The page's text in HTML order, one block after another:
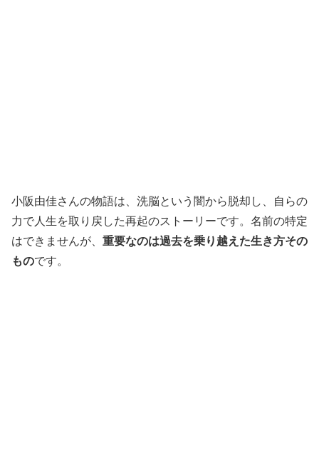
小阪由佳さんの物語は、洗脳という闇から脱却し、自らの
力で人生を取り戻した再起のストーリーです。名前の特定
はできませんが、 重要なのは過去を乗り越えた生き方その
ものです。